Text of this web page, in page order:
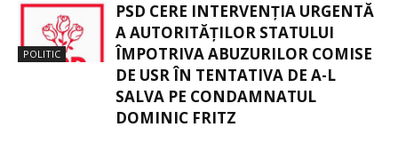
POLITIC
PSD CERE INTERVENȚIA URGENTĂ
A AUTORITĂȚILOR STATULUI
ÎMPOTRIVA ABUZURILOR COMISE
DE USR ÎN TENTATIVA DE A-L
SALVA PE CONDAMNATUL
DOMINIC FRITZ